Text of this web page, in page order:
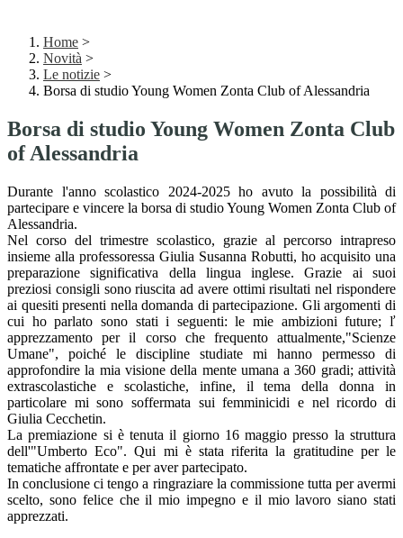
Home >
Novità >
Le notizie >
Borsa di studio Young Women Zonta Club of Alessandria
Borsa di studio Young Women Zonta Club
of Alessandria
Durante l'anno scolastico 2024-2025 ho avuto la possibilità di
partecipare e vincere la borsa di studio Young Women Zonta Club of
Alessandria.
Nel corso del trimestre scolastico, grazie al percorso intrapreso
insieme alla professoressa Giulia Susanna Robutti, ho acquisito una
preparazione significativa della lingua inglese. Grazie ai suoi
preziosi consigli sono riuscita ad avere ottimi risultati nel rispondere
ai quesiti presenti nella domanda di partecipazione. Gli argomenti di
cui ho parlato sono stati i seguenti: le mie ambizioni future; ľ
apprezzamento per il corso che frequento attualmente,"Scienze
Umane", poiché le discipline studiate mi hanno permesso di
approfondire la mia visione della mente umana a 360 gradi; attività
extrascolastiche e scolastiche, infine, il tema della donna in
particolare mi sono soffermata sui femminicidi e nel ricordo di
Giulia Cecchetin.
La premiazione si è tenuta il giorno 16 maggio presso la struttura
dell'"Umberto Eco". Qui mi è stata riferita la gratitudine per le
tematiche affrontate e per aver partecipato.
In conclusione ci tengo a ringraziare la commissione tutta per avermi
scelto, sono felice che il mio impegno e il mio lavoro siano stati
apprezzati.